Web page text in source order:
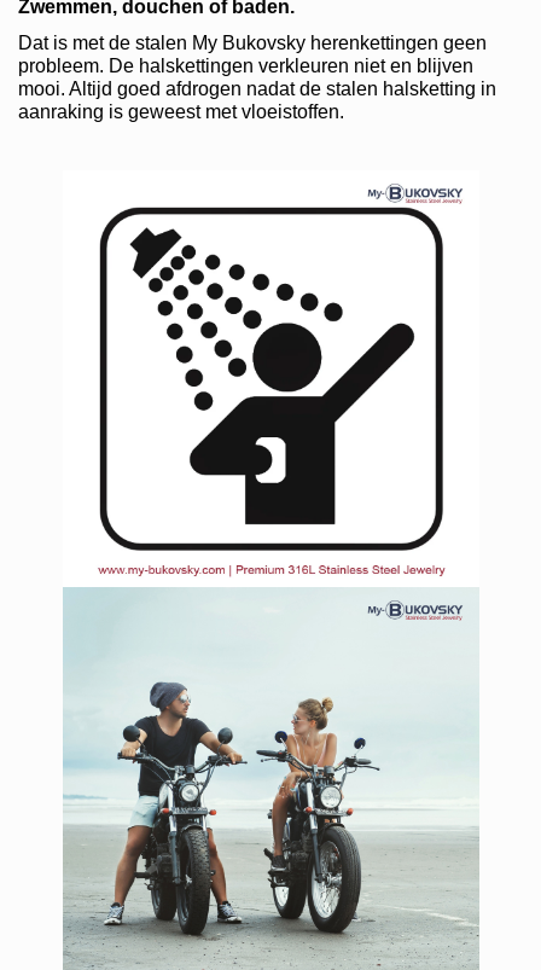
Zwemmen, douchen of baden.
Dat is met de stalen My Bukovsky herenkettingen geen
probleem. De halskettingen verkleuren niet en blijven
mooi. Altijd goed afdrogen nadat de stalen halsketting in
aanraking is geweest met vloeistoffen.